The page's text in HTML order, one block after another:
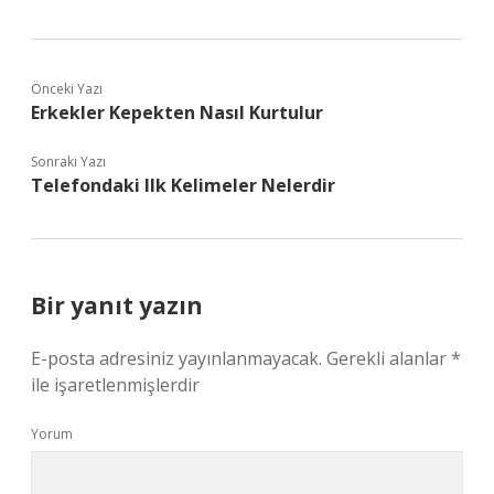
Önceki Yazı
Erkekler Kepekten Nasıl Kurtulur
Sonraki Yazı
Telefondaki Ilk Kelimeler Nelerdir
Bir yanıt yazın
E-posta adresiniz yayınlanmayacak. Gerekli alanlar*
ile işaretlenmişlerdir
Yorum